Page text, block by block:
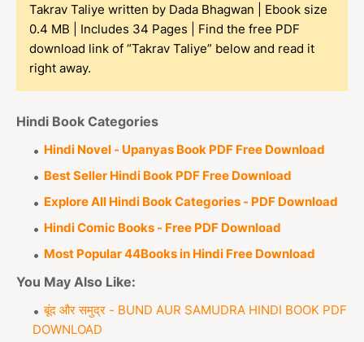
Takrav Taliye written by Dada Bhagwan | Ebook size
0.4 MB | Includes 34 Pages | Find the free PDF
download link of “Takrav Taliye” below and read it
right away.
Hindi Book Categories
Hindi Novel - Upanyas Book PDF Free Download
Best Seller Hindi Book PDF Free Download
Explore All Hindi Book Categories - PDF Download
Hindi Comic Books - Free PDF Download
Most Popular 44Books in Hindi Free Download
You May Also Like:
बूंद और समुद्र - BUND AUR SAMUDRA HINDI BOOK PDF
DOWNLOAD